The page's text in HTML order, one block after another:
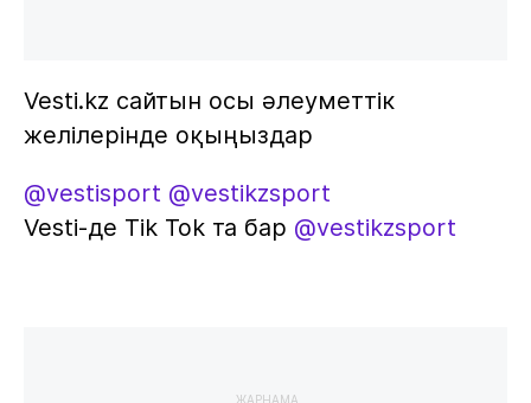
Vesti.kz сайтын осы әлеуметтік
желілерінде оқыңыздар
@vestisport @vestikzsport
Vesti-де Tik Tok та бар @vestikzsport
ЖАРНАМА